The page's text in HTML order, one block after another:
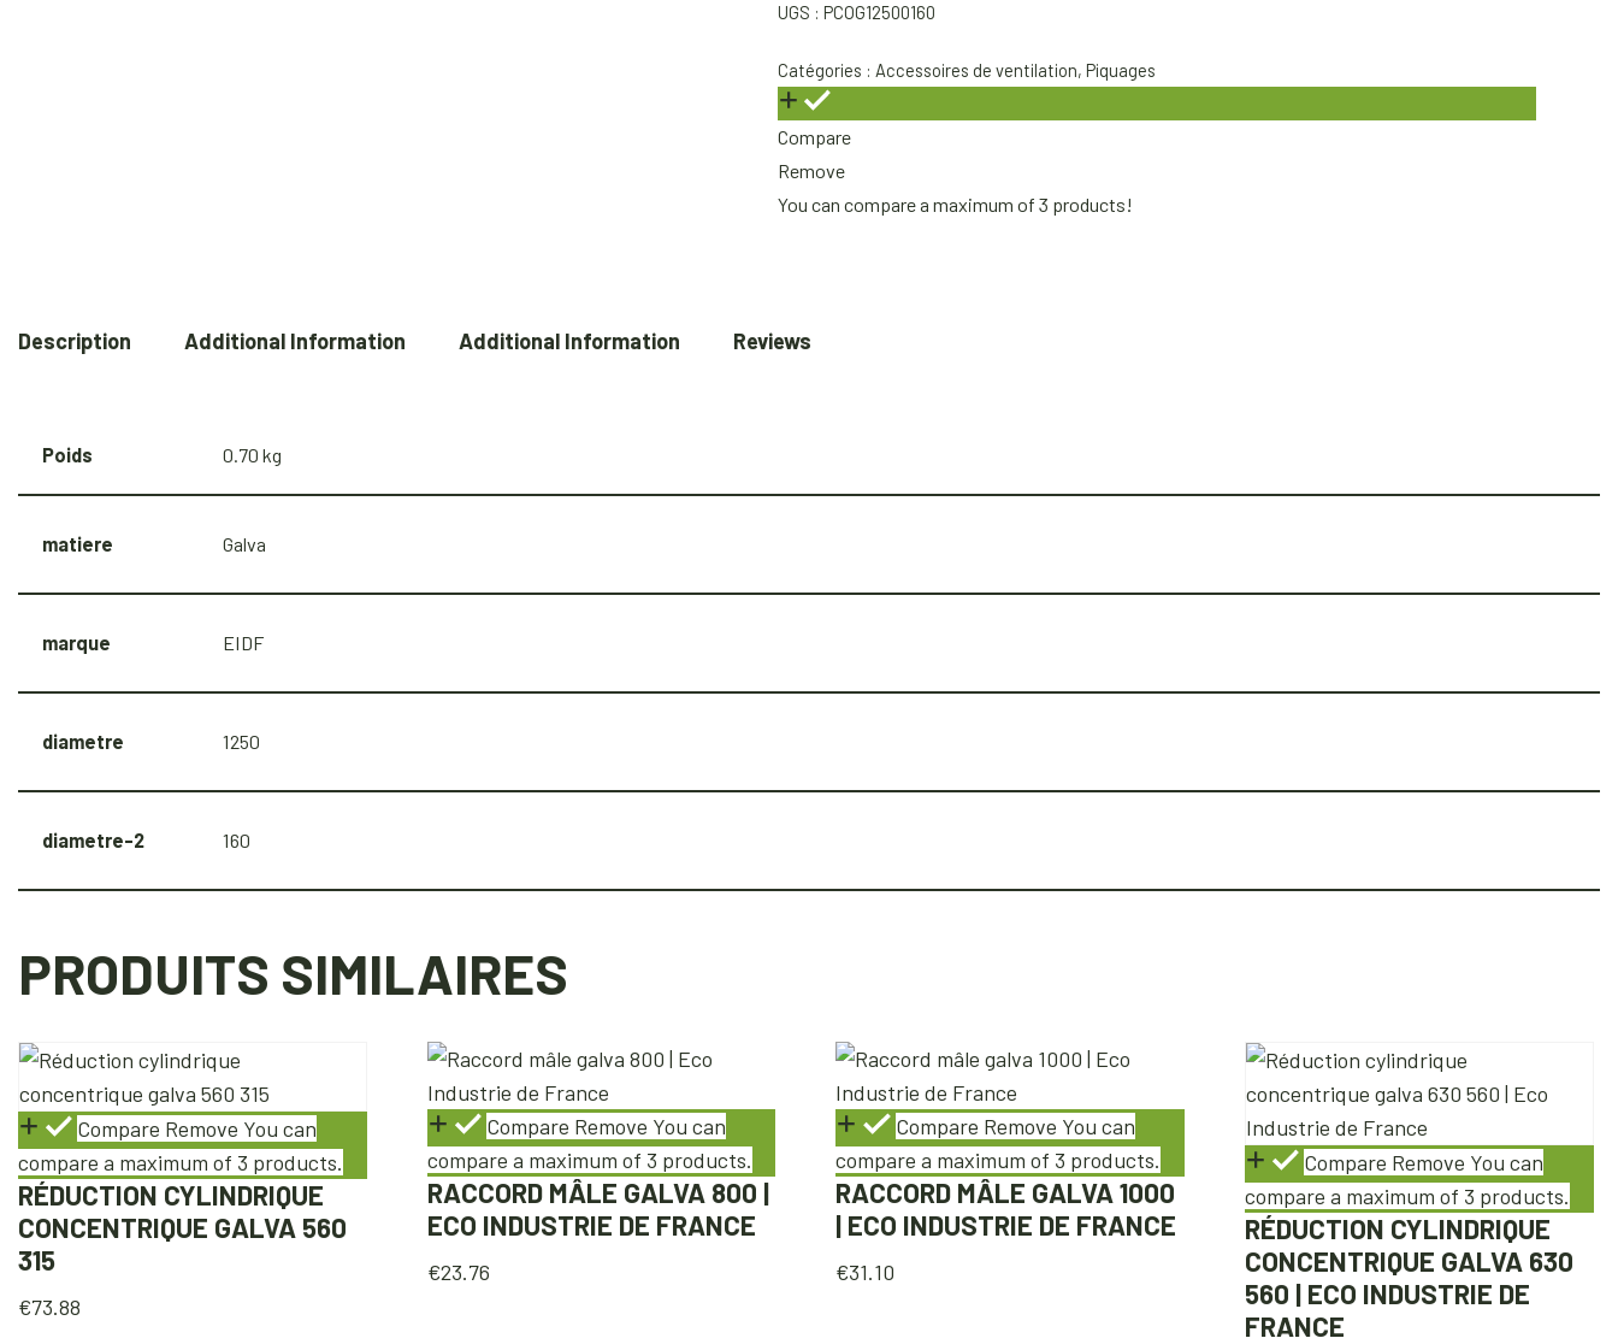
UGS : PCOG12500160
Catégories : Accessoires de ventilation, Piquages
Compare
Remove
You can compare a maximum of 3 products!
Description Additional Information Additional Information Reviews
Poids 0.70 kg
matiere Galva
marque EIDF
diametre 1250
diametre-2 160
PRODUITS SIMILAIRES
Compare Remove You can
compare a maximum of 3 products.
RÉDUCTION CYLINDRIQUE
CONCENTRIQUE GALVA 560
315
€73.88
Compare Remove You can
compare a maximum of 3 products.
RACCORD MÂLE GALVA 800 |
ECO INDUSTRIE DE FRANCE
€23.76
Compare Remove You can
compare a maximum of 3 products.
RACCORD MÂLE GALVA 1000
| ECO INDUSTRIE DE FRANCE
€31.10
Compare Remove You can
compare a maximum of 3 products.
RÉDUCTION CYLINDRIQUE
CONCENTRIQUE GALVA 630
560 | ECO INDUSTRIE DE
FRANCE